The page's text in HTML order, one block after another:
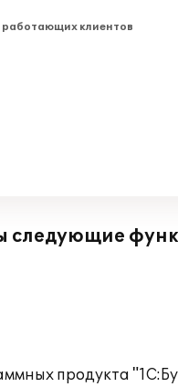
клиентов
следующие
продукта